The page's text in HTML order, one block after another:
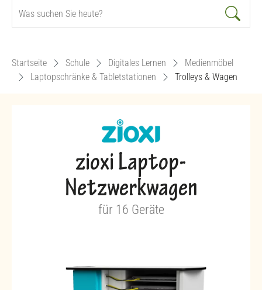
Startseite Schule Digitales Lernen
Medienmöbel
Laptopschränke & Tabletstationen
Trolleys & Wagen
zioxi Laptop-
Netzwerkwagen
für 16 Geräte